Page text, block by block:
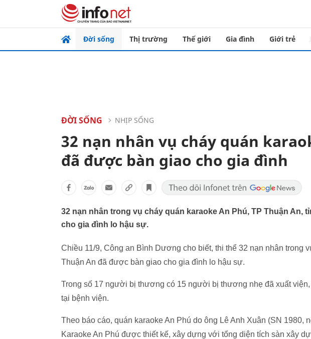
Đời sống Thị trường Thế giới Gia đình Giới trẻ
ĐỜI SỐNG NHỊP SỐNG
32 nạn nhân vụ cháy quán
đã được bàn giao cho gia đình
32 nạn nhân trong vụ cháy quán karaoke An Phú, TP Thuận
cho gia đình lo hậu sự.
Chiều 11/9, Công an Bình Dương cho biết, thi thể 32 nạn nhân trong
Thuận An đã được bàn giao cho gia đình lo hậu sự.
Trong số 17 người bị thương có 15 người bị thương nhẹ đã xuất
tại bệnh viện.
Theo báo cáo, quán karaoke An Phú do ông Lê Anh Xuân (SN
Karaoke An Phú được thiết kế, xây dựng với tổng diện tích sàn xây